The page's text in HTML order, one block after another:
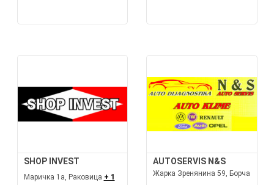
SHOP INVEST
Маричка 1а, Раковица + 1
AUTOSERVIS N&S
Жарка Зренянина 59, Борча